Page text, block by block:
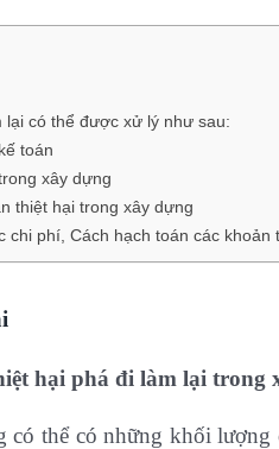
lại có thể được xử lý như sau:
toán
xây dựng
thiệt hại trong xây dựng
phí, Cách hạch toán các khoản
hại phá đi làm lại trong
có thể có những khối